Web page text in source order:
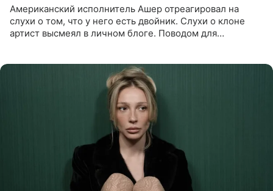
Американский исполнитель Ашер отреагировал на
слухи о том, что у него есть двойник. Слухи о клоне
артист высмеял в личном блоге. Поводом для